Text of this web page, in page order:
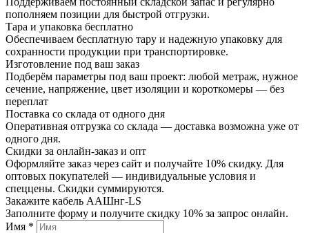
пополняем позиции для быстрой отгрузки.
Тара и упаковка бесплатно
Обеспечиваем бесплатную тару и надежную упаковку для
сохранности продукции при транспортировке.
Изготовление под ваш заказ
Подберём параметры под ваш проект: любой метраж, нужное
сечение, напряжение, цвет изоляции и короткомеры — без
переплат
Поставка со склада от одного дня
Оперативная отгрузка со склада — доставка возможна уже от
одного дня.
Скидки за онлайн-заказ и опт
Оформляйте заказ через сайт и получайте 10% скидку. Для
оптовых покупателей — индивидуальные условия и
спеццены. Скидки суммируются.
Закажите кабель ААШнг-LS
Заполните форму и получите скидку 10% за запрос онлайн.
Имя *